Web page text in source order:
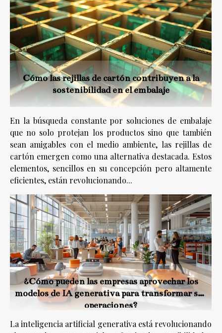
Cómo las rejillas de cartón contribuyen a la
sostenibilidad en el embalaje
En la búsqueda constante por soluciones de embalaje
que no solo protejan los productos sino que también
sean amigables con el medio ambiente, las rejillas de
cartón emergen como una alternativa destacada. Estos
elementos, sencillos en su concepción pero altamente
eficientes, están revolucionando...
¿Cómo pueden las empresas aprovechar los
modelos de IA generativa para transformar sus
operaciones?
La inteligencia artificial generativa está revolucionando